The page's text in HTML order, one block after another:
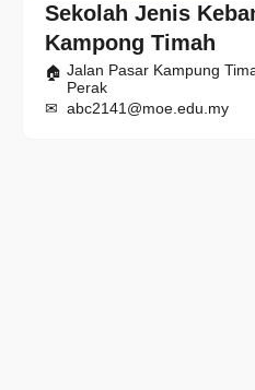
Sekolah Jenis
Kampong Timah
Jalan Pasar Kampung
Perak
abc2141@moe.edu.my